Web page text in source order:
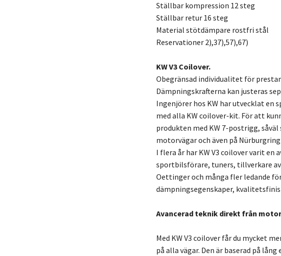
Ställbar kompression 12 steg
Ställbar retur 16 steg
Material stötdämpare rostfri stål
Reservationer 2),37),57),67)
KW V3 Coilover.
Obegränsad individualitet för
Dämpningskrafterna kan justeras
Ingenjörer hos KW har utvecklat en
med alla KW coilover-kit. För att
produkten med KW 7-postrigg,
motorvägar och även på
I flera år har KW V3 coilover varit
sportbilsförare, tuners, tillverkare av
Oettinger och många fler ledande
dämpningsegenskaper,
Avancerad teknik direkt från
Med KW V3 coilover får du mycket
på alla vägar. Den är baserad på